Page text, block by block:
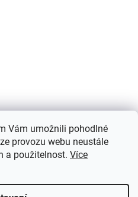
Vám umožnili pohodlné
provozu webu neustále
a použitelnost. Více